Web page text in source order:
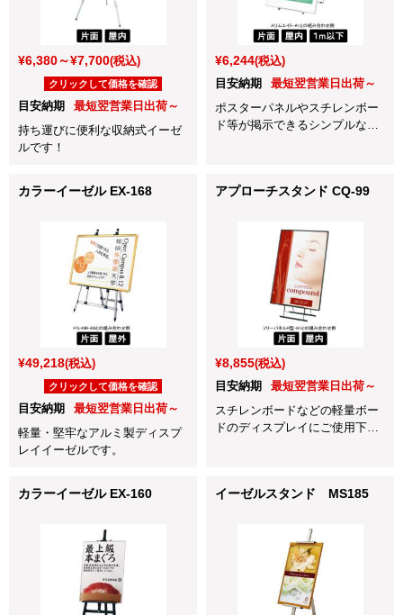
¥6,380～¥7,700(税込)
クリックして価格を確認
目安納期
最短翌営業日出荷～
持ち運びに便利な収納式イーゼ
ルです！
¥6,244(税込)
目安納期
最短翌営業日出荷～
ポスターパネルやスチレンボー
ド等が掲示できるシンプルなパ
カラーイーゼル EX-168
¥49,218(税込)
クリックして価格を確認
目安納期
最短翌営業日出荷～
軽量・堅牢なアルミ製ディスプ
レイイーゼルです。
アプローチスタンド CQ-99
¥8,855(税込)
目安納期
最短翌営業日出荷～
スチレンボードなどの軽量ボー
ドのディスプレイにご使用下さ
カラーイーゼル EX-160 イーゼルスタンド MS185